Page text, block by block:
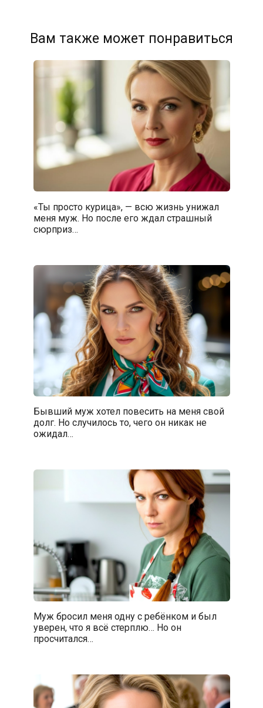
Вам также может понравиться
«Ты просто курица», — всю жизнь унижал
меня муж. Но после его ждал страшный
сюрприз…
Бывший муж хотел повесить на меня свой
долг. Но случилось то, чего он никак не
ожидал…
Муж бросил меня одну с ребёнком и был
уверен, что я всё стерплю… Но он
просчитался…